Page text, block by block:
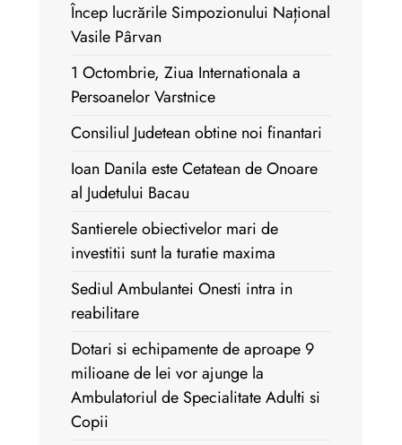
Încep lucrările Simpozionului Național
Vasile Pârvan
1 Octombrie, Ziua Internationala a
Persoanelor Varstnice
Consiliul Judetean obtine noi finantari
Ioan Danila este Cetatean de Onoare
al Judetului Bacau
Santierele obiectivelor mari de
investitii sunt la turatie maxima
Sediul Ambulantei Onesti intra in
reabilitare
Dotari si echipamente de aproape 9
milioane de lei vor ajunge la
Ambulatoriul de Specialitate Adulti si
Copii